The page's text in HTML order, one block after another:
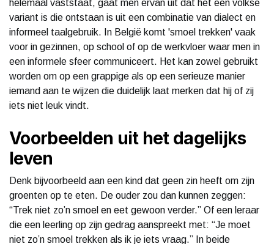
helemaal vaststaat, gaat men ervan uit dat het een volkse
variant is die ontstaan is uit een combinatie van dialect en
informeel taalgebruik. In België komt 'smoel trekken' vaak
voor in gezinnen, op school of op de werkvloer waar men in
een informele sfeer communiceert. Het kan zowel gebruikt
worden om op een grappige als op een serieuze manier
iemand aan te wijzen die duidelijk laat merken dat hij of zij
iets niet leuk vindt.
Voorbeelden uit het dagelijks
leven
Denk bijvoorbeeld aan een kind dat geen zin heeft om zijn
groenten op te eten. De ouder zou dan kunnen zeggen:
“Trek niet zo’n smoel en eet gewoon verder.” Of een leraar
die een leerling op zijn gedrag aanspreekt met: “Je moet
niet zo’n smoel trekken als ik je iets vraag.” In beide